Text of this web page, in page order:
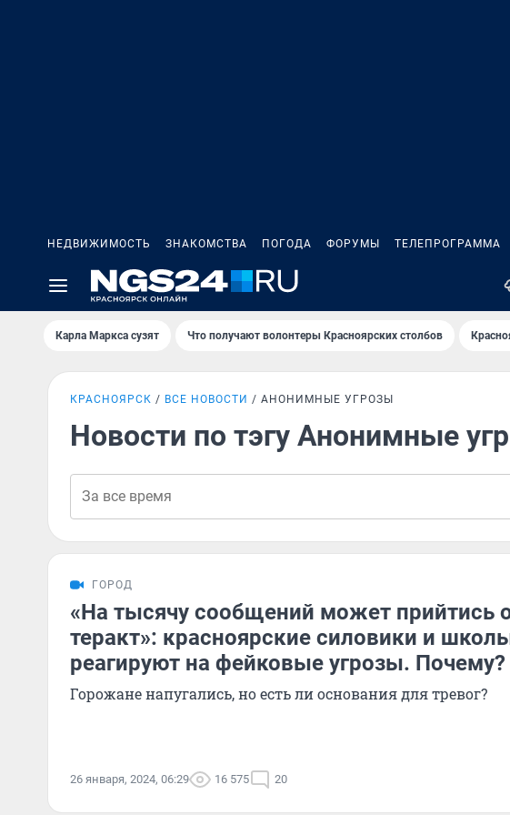
НЕДВИЖИМОСТЬ ЗНАКОМСТВА ПОГОДА ФОРУМЫ ТЕЛЕПРОГРАММА
Карла Маркса сузят Что получают волонтеры Красноярских столбов
КРАСНОЯРСК ВСЕ НОВОСТИ АНОНИМНЫЕ УГРОЗЫ
Новости по тэгу Анонимные
ГОРОД
«На тысячу сообщений может прийтись
теракт»: красноярские силовики и
реагируют на фейковые угрозы. Почему?
Горожане напугались, но есть ли основания для тревог?
26 января, 2024, 06:29 16 575 20